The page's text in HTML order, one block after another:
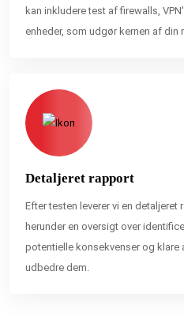
kan inkludere test af firewalls,
enheder, som udgør kernen af
Detaljeret rapport
Efter testen leverer vi en detaljeret
herunder en oversigt over
potentielle konsekvenser og klare
udbedre dem.